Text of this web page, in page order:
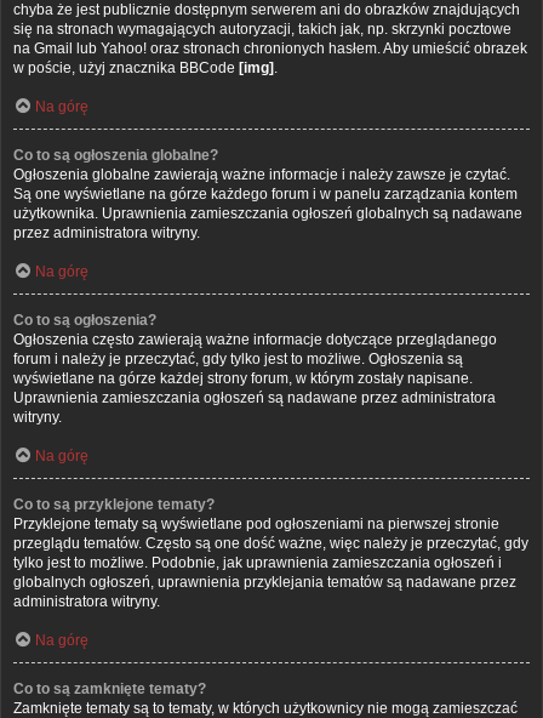
chyba że jest publicznie dostępnym serwerem ani do obrazków znajdujących
się na stronach wymagających autoryzacji, takich jak, np. skrzynki pocztowe
na Gmail lub Yahoo! oraz stronach chronionych hasłem. Aby umieścić obrazek
w poście, użyj znacznika BBCode [img] .
Na górę
Co to są ogłoszenia globalne?
Ogłoszenia globalne zawierają ważne informacje i należy zawsze je czytać.
Są one wyświetlane na górze każdego forum i w panelu zarządzania kontem
użytkownika. Uprawnienia zamieszczania ogłoszeń globalnych są nadawane
przez administratora witryny.
Na górę
Co to są ogłoszenia?
Ogłoszenia często zawierają ważne informacje dotyczące przeglądanego
forum i należy je przeczytać, gdy tylko jest to możliwe. Ogłoszenia są
wyświetlane na górze każdej strony forum, w którym zostały napisane.
Uprawnienia zamieszczania ogłoszeń są nadawane przez administratora
witryny.
Na górę
Co to są przyklejone tematy?
Przyklejone tematy są wyświetlane pod ogłoszeniami na pierwszej stronie
przeglądu tematów. Często są one dość ważne, więc należy je przeczytać, gdy
tylko jest to możliwe. Podobnie, jak uprawnienia zamieszczania ogłoszeń i
globalnych ogłoszeń, uprawnienia przyklejania tematów są nadawane przez
administratora witryny.
Na górę
Co to są zamknięte tematy?
Zamknięte tematy są to tematy, w których użytkownicy nie mogą zamieszczać